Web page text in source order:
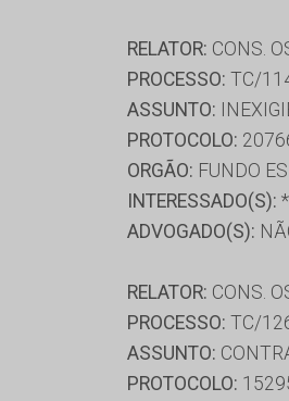
RELATOR: CONS.
PROCESSO: TC/
ASSUNTO:
PROTOCOLO:
ORGÃO: FUNDO
INTERESSADO(S):
ADVOGADO(S):
RELATOR: CONS.
PROCESSO: TC/
ASSUNTO:
PROTOCOLO: